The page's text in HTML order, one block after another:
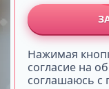
Нажимая
согласие на
соглашаюсь с